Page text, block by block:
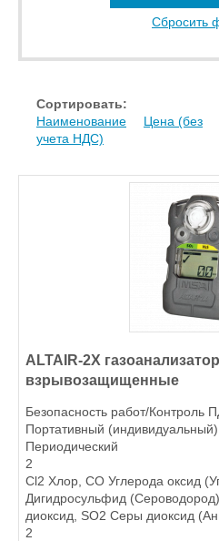
Сбросить
Сортировать:
Наименование
Цена (без
учета НДС)
ALTAIR-2X
взрывозащищенные
Безопасность работ/Контроль
Портативный (индивидуальный)
Периодический
2
Cl2 Хлор, CO Углерода оксид
Дигидросульфид
диоксид, SO2 Серы диоксид
2